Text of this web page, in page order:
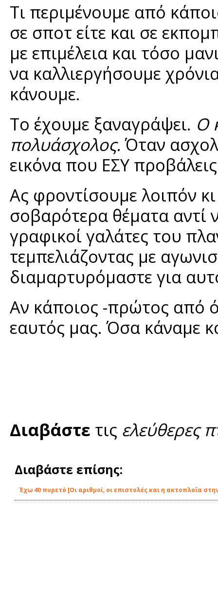
Τι περιμένουμε από
σε σποτ είτε και σε
με επιμέλεια και τόσο
να καλλιεργήσουμε
κάνουμε.
Το έχουμε ξαναγράψει. Ο
πολυάσχολoς. Όταν
εικόνα που ΕΣΥ
Ας φροντίσουμε λοιπόν
σοβαρότερα θέματα
γραφικοί γαλάτες του
τεμπελιάζοντας με
διαμαρτυρόμαστε για
Αν κάποιος -πρώτος από
εαυτός μας. Όσα κάναμε
Διαβάστε τις ελεύθερες
Διαβάστε επίσης:
Έχω 40 πυρετό [Οι αριθμοί, οι επιστολές και η ακτοπλοΐα